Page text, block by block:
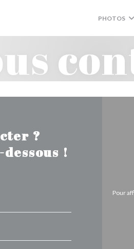
PHOTOS
?
!
Pour